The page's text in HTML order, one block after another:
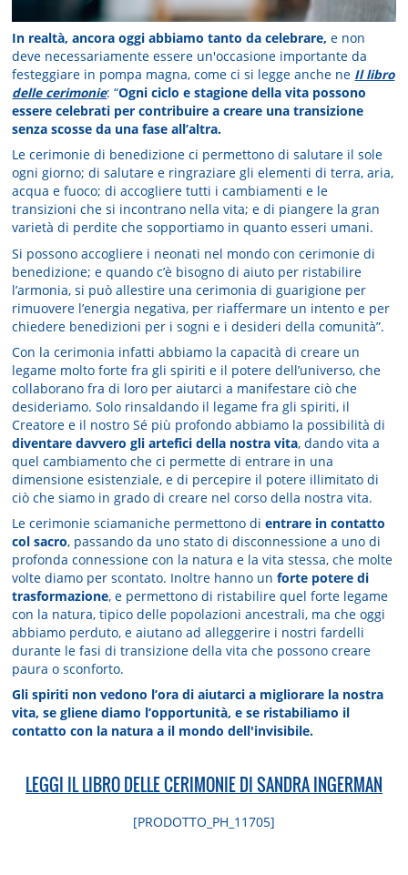
In realtà, ancora oggi abbiamo tanto da celebrare, e non
deve necessariamente essere un'occasione importante da
festeggiare in pompa magna, come ci si legge anche ne Il libro
delle cerimonie: “Ogni ciclo e stagione della vita possono
essere celebrati per contribuire a creare una transizione
senza scosse da una fase all’altra.
Le cerimonie di benedizione ci permettono di salutare il sole
ogni giorno; di salutare e ringraziare gli elementi di terra, aria,
acqua e fuoco; di accogliere tutti i cambiamenti e le
transizioni che si incontrano nella vita; e di piangere la gran
varietà di perdite che sopportiamo in quanto esseri umani.
Si possono accogliere i neonati nel mondo con cerimonie di
benedizione; e quando c’è bisogno di aiuto per ristabilire
l’armonia, si può allestire una cerimonia di guarigione per
rimuovere l’energia negativa, per riaffermare un intento e per
chiedere benedizioni per i sogni e i desideri della comunità”.
Con la cerimonia infatti abbiamo la capacità di creare un
legame molto forte fra gli spiriti e il potere dell’universo, che
collaborano fra di loro per aiutarci a manifestare ciò che
desideriamo. Solo rinsaldando il legame fra gli spiriti, il
Creatore e il nostro Sé più profondo abbiamo la possibilità di
diventare davvero gli artefici della nostra vita, dando vita a
quel cambiamento che ci permette di entrare in una
dimensione esistenziale, e di percepire il potere illimitato di
ciò che siamo in grado di creare nel corso della nostra vita.
Le cerimonie sciamaniche permettono dientrare in contatto
col sacro, passando da uno stato di disconnessione a uno di
profonda connessione con la natura e la vita stessa, che molte
volte diamo per scontato. Inoltre hanno un forte potere di
trasformazione, e permettono di ristabilire quel forte legame
con la natura, tipico delle popolazioni ancestrali, ma che oggi
abbiamo perduto, e aiutano ad alleggerire i nostri fardelli
durante le fasi di transizione della vita che possono creare
paura o sconforto.
Gli spiriti non vedono l’ora di aiutarci a migliorare la nostra
vita, se gliene diamo l’opportunità, e se ristabiliamo il
contatto con la natura a il mondo dell'invisibile.
LEGGI IL LIBRO DELLE CERIMONIE DI SANDRA INGERMAN
[PRODOTTO_PH_11705]